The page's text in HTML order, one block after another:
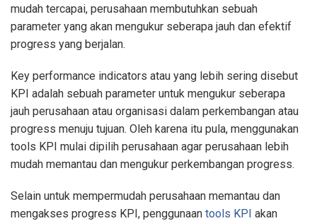
mudah tercapai, perusahaan membutuhkan sebuah
parameter yang akan mengukur seberapa jauh dan efektif
progress yang berjalan.
Key performance indicators atau yang lebih sering disebut
KPI adalah sebuah parameter untuk mengukur seberapa
jauh perusahaan atau organisasi dalam perkembangan atau
progress menuju tujuan. Oleh karena itu pula, menggunakan
tools KPI mulai dipilih perusahaan agar perusahaan lebih
mudah memantau dan mengukur perkembangan progress.
Selain untuk mempermudah perusahaan memantau dan
mengakses progress KPI, penggunaan tools KPI akan